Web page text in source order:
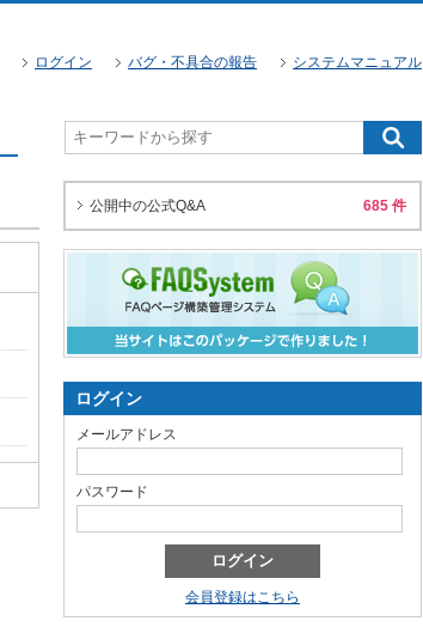
ログイン バグ・不具合の報告 システムマニュアル
公開中の公式Q&A 685 件
ログイン
メールアドレス
パスワード
会員登録はこちら